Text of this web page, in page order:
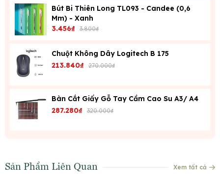
Bút Bi Thiên Long TL093 - Candee (0,6
Mm) - Xanh
3.456₫ 3.800₫
Chuột Không Dây Logitech B 175
213.840₫ 270.000₫
Bàn Cắt Giấy Gỗ Tay Cầm Cao Su A3/ A4
287.280₫ 320.000₫
Sản Phẩm Liên Quan Xem tất cả